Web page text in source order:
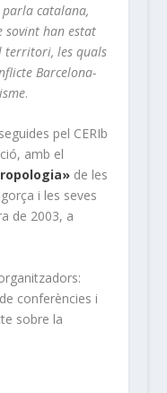
parla catalana,
sovint han estat
territori, les quals
Barcelona-
.
pel CERIb
amb el
de les
i les seves
de 2003, a
conferències i
sobre la